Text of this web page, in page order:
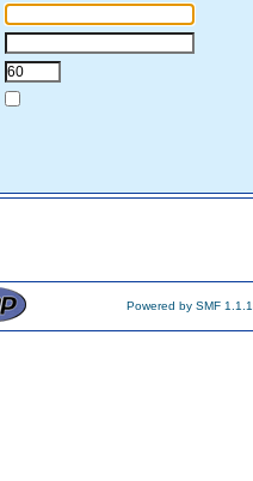
Powered by SMF